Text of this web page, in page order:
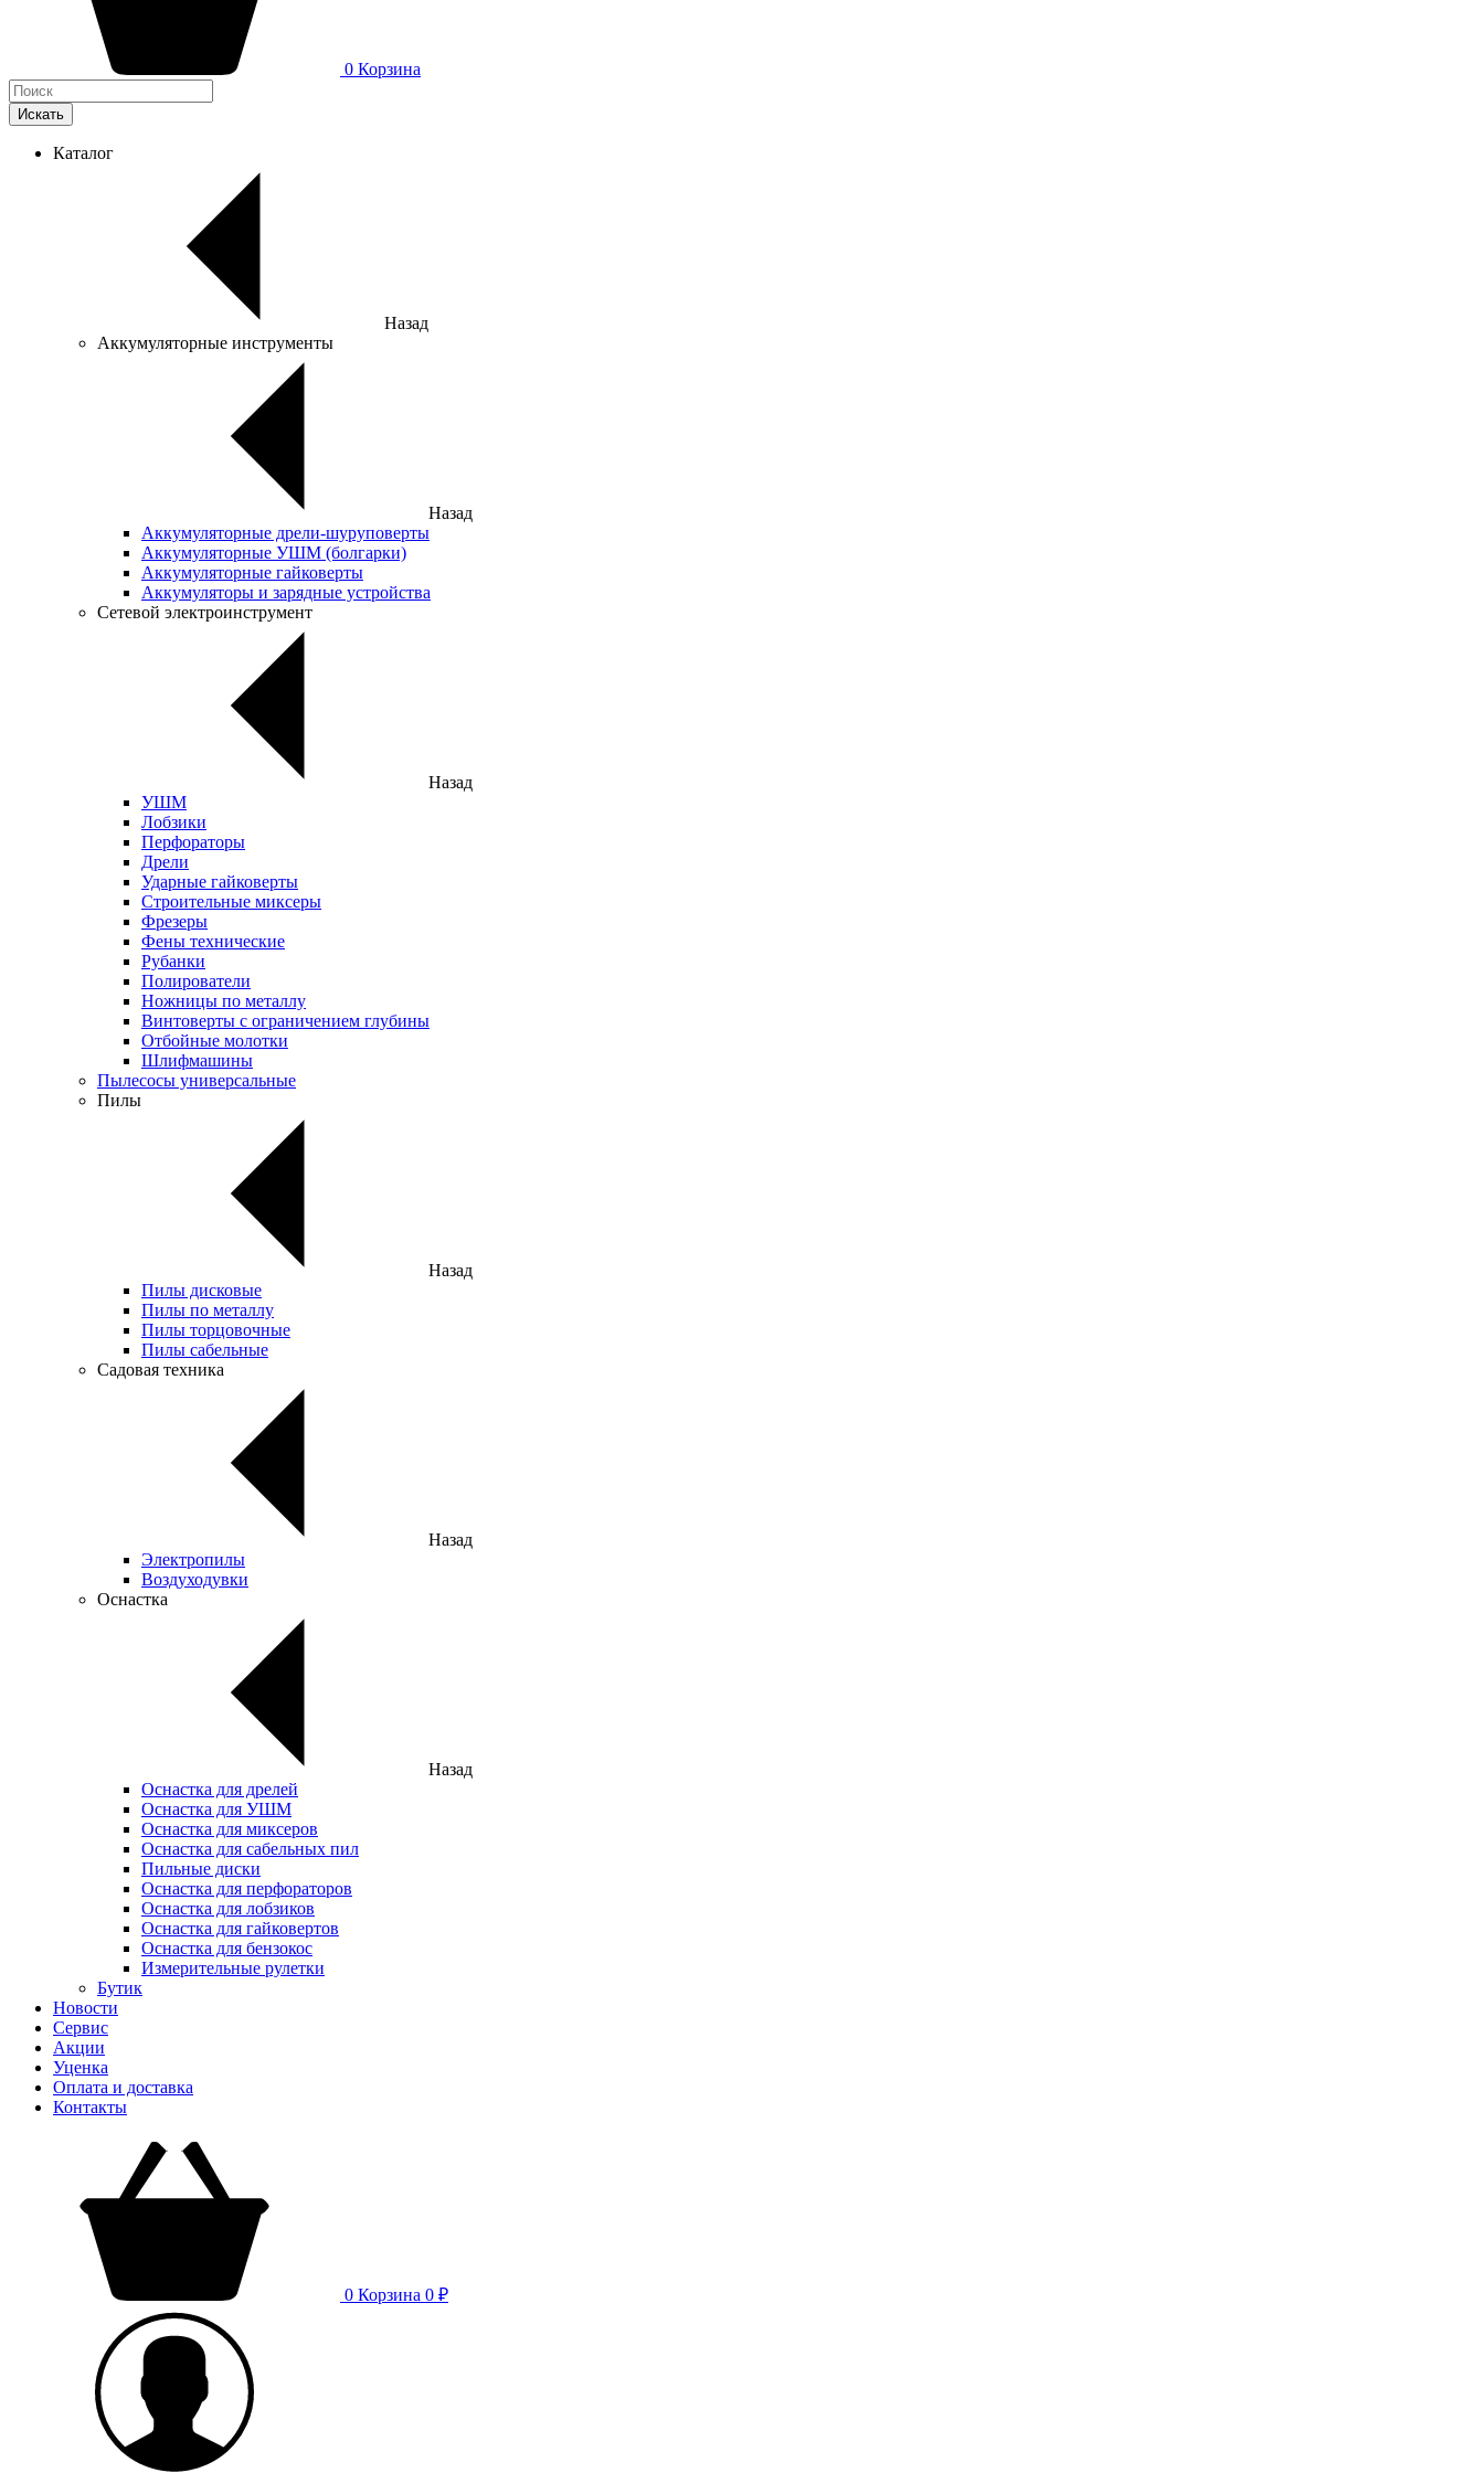
0 Корзина
Искать
Каталог
Назад
Аккумуляторные инструменты
Назад
Аккумуляторные дрели-шуруповерты
Аккумуляторные УШМ (болгарки)
Аккумуляторные гайковерты
Аккумуляторы и зарядные устройства
Сетевой электроинструмент
Назад
УШМ
Лобзики
Перфораторы
Дрели
Ударные гайковерты
Строительные миксеры
Фрезеры
Фены технические
Рубанки
Полирователи
Ножницы по металлу
Винтоверты с ограничением глубины
Отбойные молотки
Шлифмашины
Пылесосы универсальные
Пилы
Назад
Пилы дисковые
Пилы по металлу
Пилы торцовочные
Пилы сабельные
Садовая техника
Назад
Электропилы
Воздуходувки
Оснастка
Назад
Оснастка для дрелей
Оснастка для УШМ
Оснастка для миксеров
Оснастка для сабельных пил
Пильные диски
Оснастка для перфораторов
Оснастка для лобзиков
Оснастка для гайковертов
Оснастка для бензокос
Измерительные рулетки
Бутик
Новости
Сервис
Акции
Уценка
Оплата и доставка
Контакты
0 Корзина 0 ₽